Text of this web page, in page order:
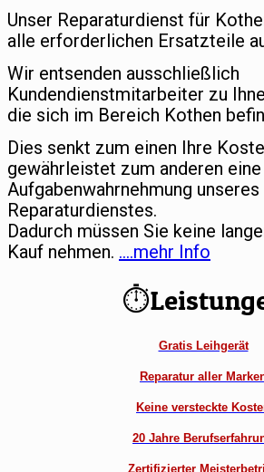
Unser Reparaturdienst für
alle erforderlichen Ersatzteile
Wir entsenden ausschließlich
Kundendienstmitarbeiter zu
die sich im Bereich Kothen
Dies senkt zum einen Ihre
gewährleistet zum anderen
Aufgabenwahrnehmung unseres
Reparaturdienstes.
Dadurch müssen Sie keine
Kauf nehmen. ….mehr Info
Gratis Leihgerät
Reparatur aller
Keine versteckte
20 Jahre
Zertifizierter